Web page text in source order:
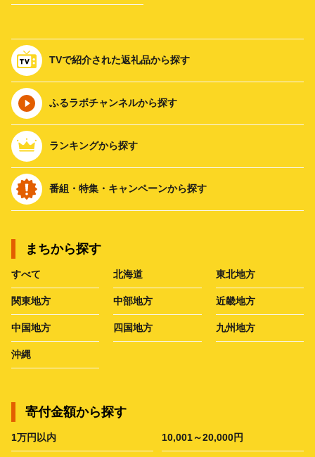
TVで紹介された返礼品から探す
ふるラボチャンネルから探す
ランキングから探す
番組・特集・キャンペーンから探す
まちから探す
すべて 北海道 東北地方
関東地方 中部地方 近畿地方
中国地方 四国地方 九州地方
沖縄
寄付金額から探す
1万円以内 10,001～20,000円